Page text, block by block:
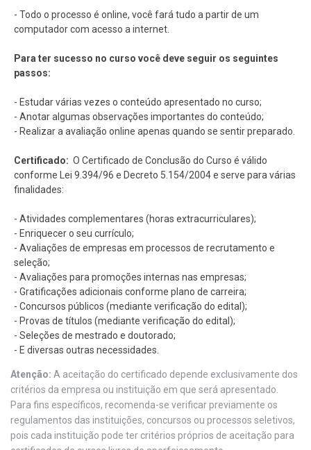
- Todo o processo é online, você fará tudo a partir de um
computador com acesso a internet.
Para ter sucesso no curso você deve seguir os seguintes
passos:
- Estudar várias vezes o conteúdo apresentado no curso;
- Anotar algumas observações importantes do conteúdo;
- Realizar a avaliação online apenas quando se sentir preparado.
Certificado: O Certificado de Conclusão do Curso é válido
conforme Lei 9.394/96 e Decreto 5.154/2004 e serve para várias
finalidades:
- Atividades complementares (horas extracurriculares);
- Enriquecer o seu currículo;
- Avaliações de empresas em processos de recrutamento e
seleção;
- Avaliações para promoções internas nas empresas;
- Gratificações adicionais conforme plano de carreira;
- Concursos públicos (mediante verificação do edital);
- Provas de títulos (mediante verificação do edital);
- Seleções de mestrado e doutorado;
- E diversas outras necessidades.
Atenção: A aceitação do certificado depende exclusivamente dos
critérios da empresa ou instituição em que será apresentado.
Para fins específicos, recomenda-se verificar previamente os
regulamentos das instituições, concursos ou processos seletivos,
pois cada instituição pode ter critérios próprios de aceitação para